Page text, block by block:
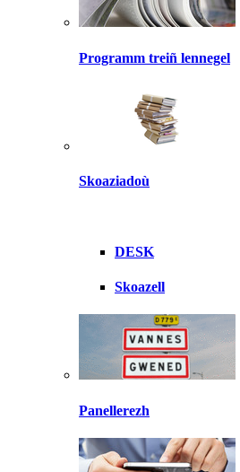
Programm treiñ lennegel
Skoaziadoù
DESK
Skoazell
Panellerezh